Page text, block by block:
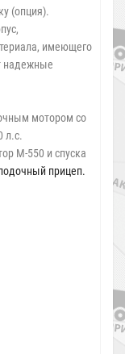
(опция).
имеющего
надежные
мотором со
л.с.
М-550 и спуска
прицеп.